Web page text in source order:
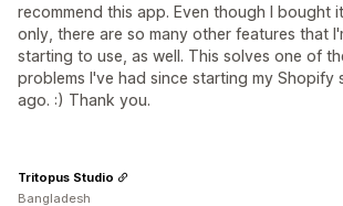
recommend this app. Even though I bought
only, there are so many other features that
starting to use, as well. This solves one of
problems I've had since starting my Shopify
ago. :) Thank you.
Tritopus Studio
Bangladesh